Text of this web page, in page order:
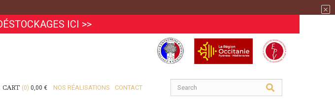
ICI >>
CART (0) 0,00 € NOS RÉALISATIONS CONTACT